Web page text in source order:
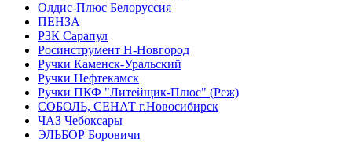
Олдис-Плюс Белоруссия
ПЕНЗА
РЗК Сарапул
Росинструмент Н-Новгород
Ручки Каменск-Уральский
Ручки Нефтекамск
Ручки ПКФ "Литейщик-Плюс" (Реж)
СОБОЛЬ, СЕНАТ г.Новосибирск
ЧАЗ Чебоксары
ЭЛЬБОР Боровичи